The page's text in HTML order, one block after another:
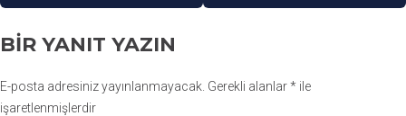
BIR YANIT YAZIN
E-posta adresiniz yayınlanmayacak. Gerekli alanlar* ile
işaretlenmişlerdir